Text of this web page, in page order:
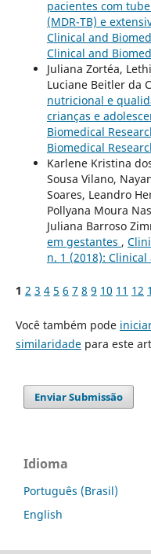
pacientes com
(MDR-TB) e
Clinical and
Clinical and
Juliana Zortéa,
Luciane Beitler da
nutricional e
crianças e
Biomedical
Biomedical
Karlene Kristina
Sousa Vilano,
Soares, Leandro
Pollyana Moura
Juliana Barroso
em gestantes ,
n. 1 (2018):
1 2 3 4 5 6 7 8 9 10 11 12
Você também pode
similaridadepara este
Enviar Submissão
Idioma
Português (Brasil)
English